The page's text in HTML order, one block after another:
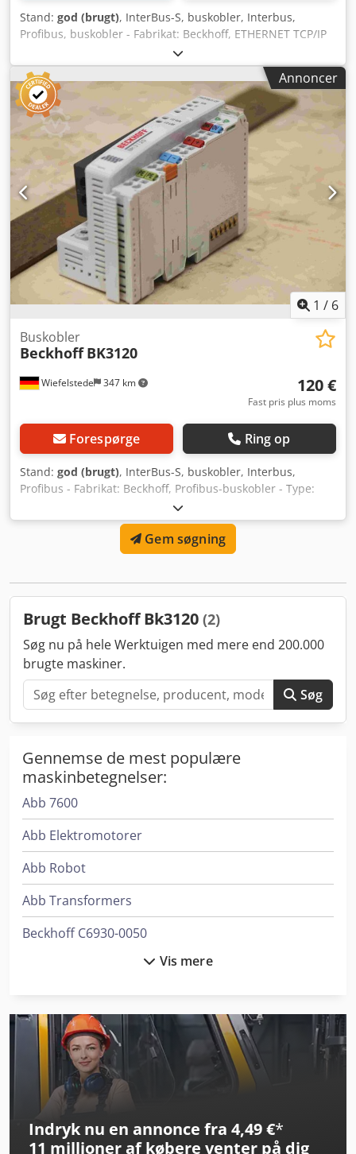
Stand: god (brugt), InterBus-S, buskobler, Interbus,
Profibus, buskobler - Fabrikat: Beckhoff, ETHERNET TCP/IP
kobler - Type: BK9100 Dkedpfox S Ezqox Ag Dsr - Antal: 1x
modul tilgængelig - Dimensioner: 100/50/H70 mm - Vægt:
0,2 kg
Annoncer
1 / 6
Wiefelstede 347 km
Buskobler
Beckhoff BK3120
120 €
Fast pris plus moms
Forespørge Ring op
Stand: god (brugt), InterBus-S, buskobler, Interbus,
Profibus - Fabrikat: Beckhoff, Profibus-buskobler - Type:
BK3120 Dkedpom Sk Idofx Ag Dsr - Antal: 1x modul
tilgængelig - Dimensioner: 70/50/H100 mm - Vægt: 0,2 kg.
Gem søgning
Brugt Beckhoff Bk3120 (2)
Søg nu på hele Werktuigen med mere end 200.000
brugte maskiner.
Søg
Gennemse de mest populære
maskinbetegnelser:
Abb 7600
Abb Elektromotorer
Abb Robot
Abb Transformers
Beckhoff C6930-0050
Beckhoff Kl2404
Beckhoff Kl2424
Beckhoff Kl4414
Beckhoff Kl6904
Vis mere
Indryk nu en annonce fra 4,49 €*
11 millioner af købere venter på dig